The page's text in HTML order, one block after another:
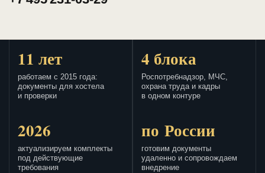
11 лет
работаем с 2015 года:
документы для хостела
и проверки
4 блока
Роспотребнадзор, МЧС,
охрана труда и кадры
в одном контуре
2026
актуализируем комплекты
под действующие
требования
по России
готовим документы
удаленно и сопровождаем
внедрение